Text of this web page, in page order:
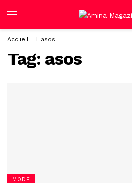
Accueil asos
Tag: asos
MODE